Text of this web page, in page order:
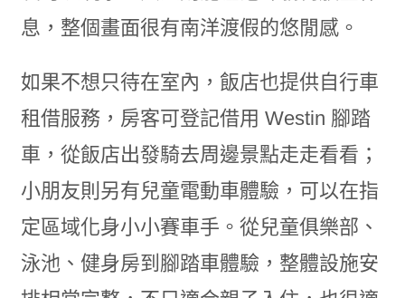
如果不想只待在室內，飯店也提供自行車
租借服務，房客可登記借用 Westin 腳踏
車，從飯店出發騎去周邊景點走走看看；
小朋友則另有兒童電動車體驗，可以在指
定區域化身小小賽車手。從兒童俱樂部、
泳池、健身房到腳踏車體驗，整體設施安